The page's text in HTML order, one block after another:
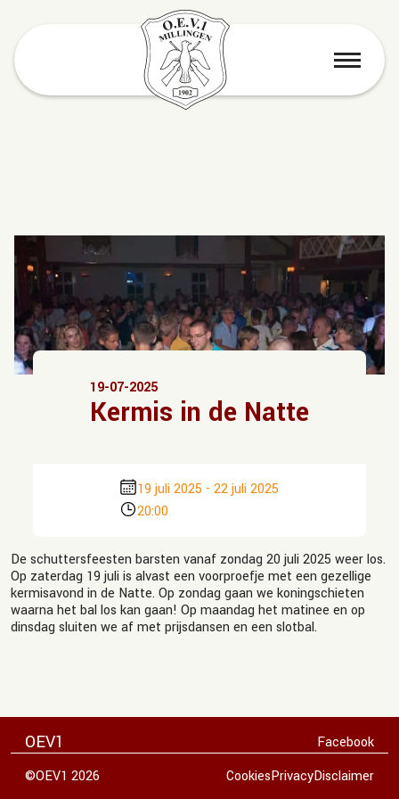
menu
19-07-2025
Kermis in de Natte
19 juli 2025 -22 juli 2025
20:00
De schuttersfeesten barsten vanaf zondag 20 juli 2025 weer los.
Op zaterdag 19 juli is alvast een voorproefje met een gezellige
kermisavond in de Natte. Op zondag gaan we koningschieten
waarna het bal los kan gaan! Op maandag het matinee en op
dinsdag sluiten we af met prijsdansen en een slotbal.
OEV1
Facebook
©OEV1 2026
CookiesPrivacyDisclaimer